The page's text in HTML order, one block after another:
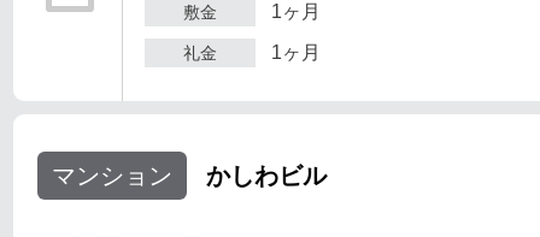
敷金 1ヶ月
礼金 1ヶ月
マンション かしわビル